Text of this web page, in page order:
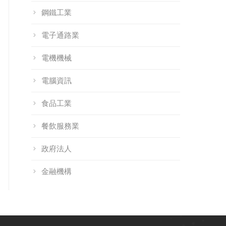
鋼鐵工業
電子通路業
電機機械
電腦資訊
食品工業
餐飲服務業
政府法人
金融機構